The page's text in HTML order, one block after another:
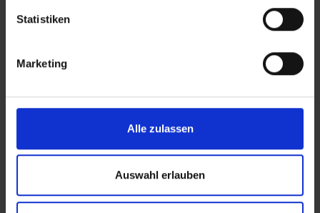
Statistiken
Marketing
Alle zulassen
Auswahl erlauben
Die Höhe der Steuer ist von der Hotel- bzw.
berechnet. Folgende Gebühren sind ab den 01.
3,5* -4* Hotel= 3 EUR/Nacht
4,5* -5,5* Hotel= 4 EUR/Nacht
In der Nebensaison (01.November - 30.April)